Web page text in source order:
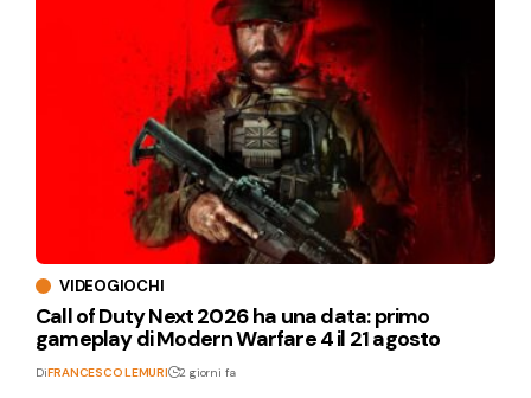
VIDEOGIOCHI
Call of Duty Next 2026 ha una data: primo
gameplay di Modern Warfare 4 il 21 agosto
DiFRANCESCO LEMURI 2 giorni fa